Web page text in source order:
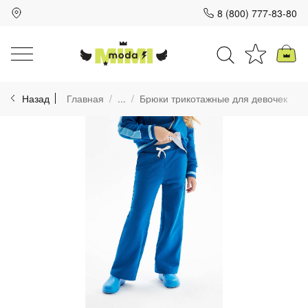
8 (800) 777-83-80
Назад Главная ... Брюки трикотажные для девочек
Для клиентов всех банков
Разбейте
на части
без переплат
График платежей